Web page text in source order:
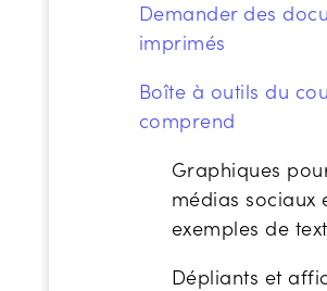
Demander des
imprimés
Boîte à outils du
comprend
Graphiques
médias sociaux
exemples de
Dépliants et